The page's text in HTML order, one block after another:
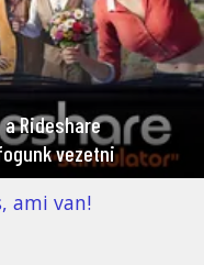
Rideshare
vezetni